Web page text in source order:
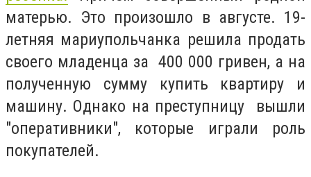
матерью. Это произошло в августе. 19-
летняя мариупольчанка решила продать
своего младенца за 400 000 гривен, а на
полученную сумму купить квартиру и
машину. Однако на преступницу вышли
"оперативники", которые играли роль
покупателей.